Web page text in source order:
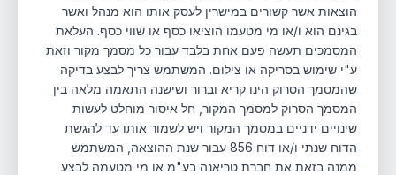
הוצאות אשר קשורים במישרין לעסק אותו הוא מנהל ואשר
בגינם הוא ו/או מי מטעמו הוציאו כסף או שווי כסף. העלאת
המסמכים תעשה פעם אחת בלבד עבור כל מסמך מקור וזאת
ע"י שימוש בסריקה או צילום. המשתמש צריך לבצע בדיקה
שהמסמך הסרוק הינו קריא וברור ושישנה התאמה מלאה בין
המסמך הסרוק למסמך המקור, חל איסור מוחלט לעשות
שינויים ידניים במסמך המקור ויש לשמור אותו עד להגשת
הדוח שנתי ו/או דוח 856 עבור שנת ההוצאה, המשתמש
ממנה בזאת את חברת טריאנה בע"מ או מי מטעמה לבצע